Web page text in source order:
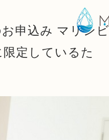
申込み マリン
定しているた